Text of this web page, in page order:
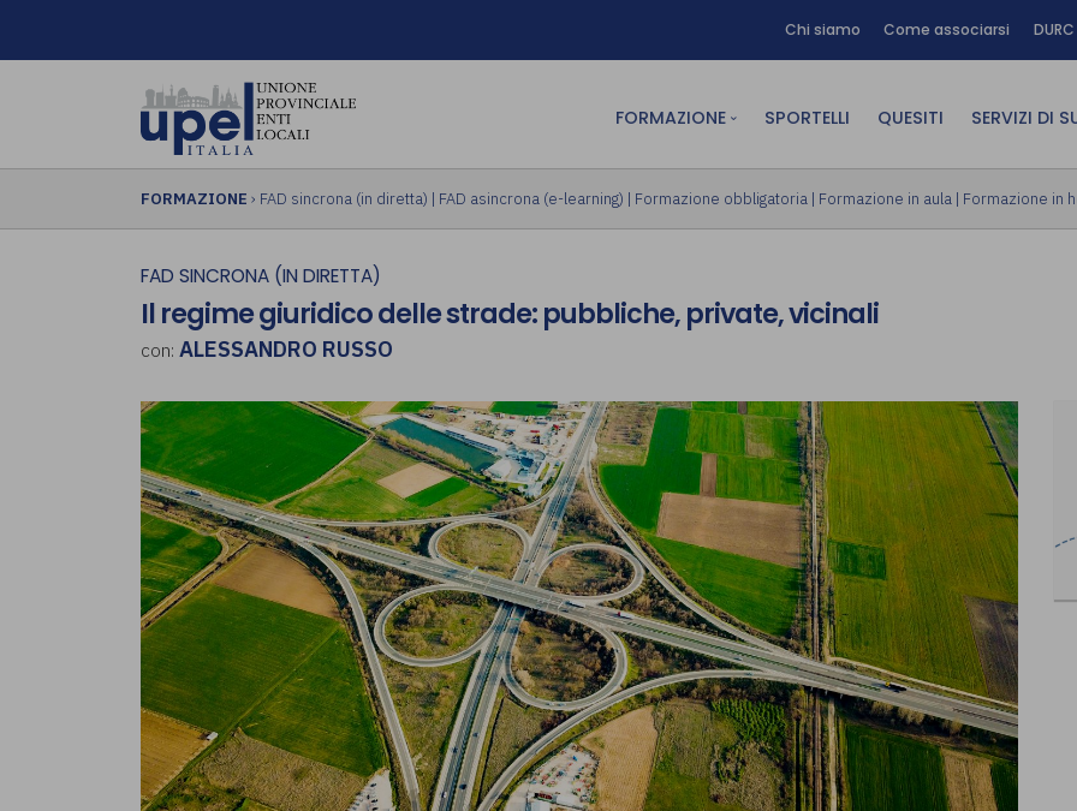
Chi siamo Come associarsi
FORMAZIONE
FAD sincrona (in diretta)
FAD asincrona (e-learning)
Formazione in aula
Piano formativo gratuito
associati
Archivio Formazione
SPORTELLI QUESITI SERVIZI DI
Area
Area
FORMAZIONE › FAD sincrona (in diretta) | FAD asincrona (e-learning) | Formazione obbligatoria | Formazione in aula | Formazione in
FAD SINCRONA (IN DIRETTA)
Il regime giuridico delle strade: pubbliche, private, vicinali
con: ALESSANDRO RUSSO